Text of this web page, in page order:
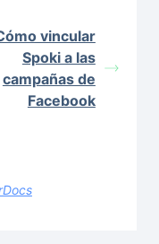
vincular
Spoki a las
campañas de
Facebook